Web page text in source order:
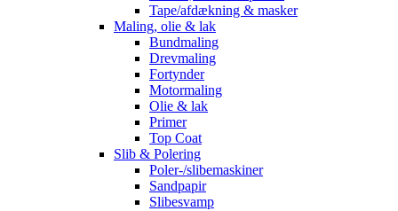
Tape/afdækning & masker
Maling, olie & lak
Bundmaling
Drevmaling
Fortynder
Motormaling
Olie & lak
Primer
Top Coat
Slib & Polering
Poler-/slibemaskiner
Sandpapir
Slibesvamp